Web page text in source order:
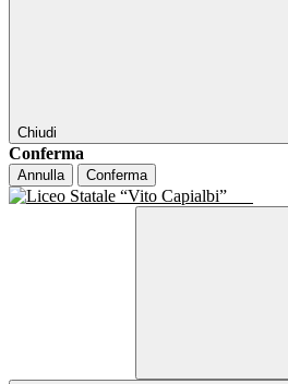
Chiudi
Conferma
Annulla Conferma